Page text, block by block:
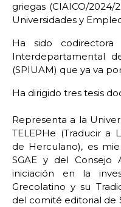
griegas (CIAICO/
Universidades y
Ha sido codirectora
Interdepartamental
(SPIUAM) que ya va
Ha dirigido tres tesis
Representa a la
TELEPHe (Traducir a
de Herculano), es
SGAE y del Consejo
iniciación en la
Grecolatino y su
del comité editorial de